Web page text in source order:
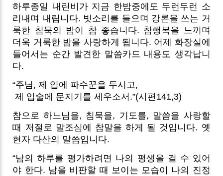
하루종일 내린비가 지금 한밤중에도 두런두런 소
리내며 내립니다. 빗소리를 들으며 강론을 쓰는 거
룩한 침묵의 밤이 참 좋습니다. 참행복을 느끼며
더욱 거룩한 밤을 사랑하게 됩니다. 어제 화장실에
들어서는 순간 발견한 말씀카드 내용도 생각납니
다.
“주님, 제 입에 파수꾼을 두시고,
제 입술에 문지기를 세우소서.”(시편141,3)
참으로 하느님을, 침묵을, 기도를, 말씀을 사랑할
때 저절로 말조심에 참말을 하게 될 것입니다. 옛
현자 다산의 말씀입니다.
“남의 하루를 평가하려면 나의 평생을 걸 수 있어
야 한다. 남을 비판할 때 보이는 모습이 나의 진정